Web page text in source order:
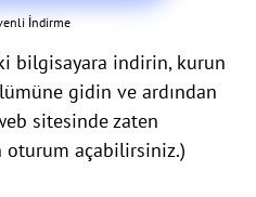
İndirme
bilgisayara indirin, kurun
gidin ve ardından
sitesinde zaten
oturum açabilirsiniz.)